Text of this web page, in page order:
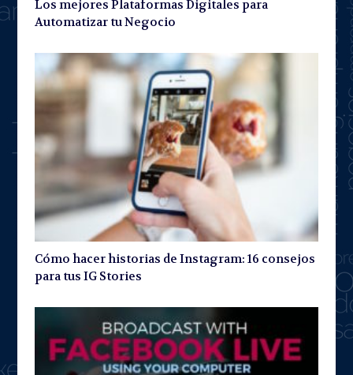
Los mejores Plataformas Digitales para
Automatizar tu Negocio
Cómo hacer historias de Instagram: 16 consejos
para tus IG Stories